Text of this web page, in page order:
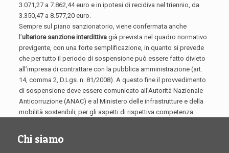
3.071,27 a 7.862,44 euro e in ipotesi di recidiva nel triennio, da
3.350,47 a 8.577,20 euro.
Sempre sul piano sanzionatorio, viene confermata anche
l’ulteriore sanzione interdittiva già prevista nel quadro normativo
previgente, con una forte semplificazione, in quanto si prevede
che per tutto il periodo di sospensione può essere fatto divieto
all’impresa di contrattare con la pubblica amministrazione (art.
14, comma 2, D.Lgs. n. 81/2008). A questo fine il provvedimento
di sospensione deve essere comunicato all’Autorità Nazionale
Anticorruzione (ANAC) e al Ministero delle infrastrutture e della
mobilità sostenibili, per gli aspetti di rispettiva competenza.
Chi siamo